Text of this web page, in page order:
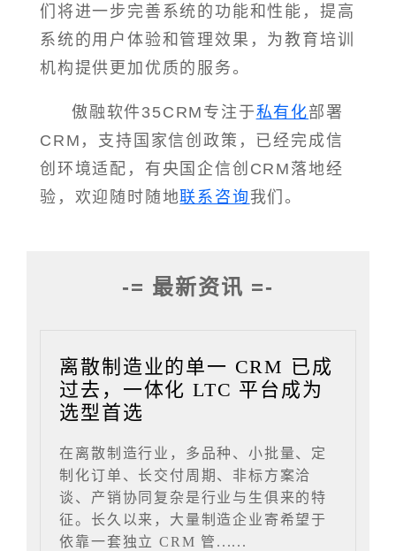
们将进一步完善系统的功能和性能，提高
系统的用户体验和管理效果，为教育培训
机构提供更加优质的服务。
傲融软件35CRM专注于私有化部署
CRM，支持国家信创政策，已经完成信
创环境适配，有央国企信创CRM落地经
验，欢迎随时随地联系咨询 我们。
-= 最新资讯 =-
离散制造业的单一 CRM 已成
过去，一体化 LTC 平台成为
选型首选
在离散制造行业，多品种、小批量、定
制化订单、长交付周期、非标方案洽
谈、产销协同复杂是行业与生俱来的特
征。长久以来，大量制造企业寄希望于
依靠一套独立 CRM 管......